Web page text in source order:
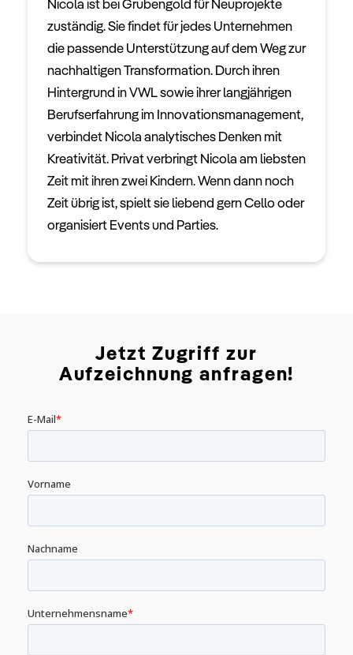
Nicola ist bei Grubengold für Neuprojekte
zuständig. Sie findet für jedes Unternehmen
die passende Unterstützung auf dem Weg zur
nachhaltigen Transformation. Durch ihren
Hintergrund in VWL sowie ihrer langjährigen
Berufserfahrung im Innovationsmanagement,
verbindet Nicola analytisches Denken mit
Kreativität. Privat verbringt Nicola am liebsten
Zeit mit ihren zwei Kindern. Wenn dann noch
Zeit übrig ist, spielt sie liebend gern Cello oder
organisiert Events und Parties.
Jetzt Zugriff zur
Aufzeichnung anfragen!